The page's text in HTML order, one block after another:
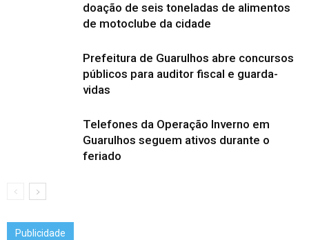
doação de seis toneladas de alimentos
de motoclube da cidade
Prefeitura de Guarulhos abre concursos
públicos para auditor fiscal e guarda-
vidas
Telefones da Operação Inverno em
Guarulhos seguem ativos durante o
feriado
Publicidade